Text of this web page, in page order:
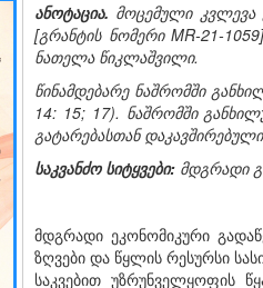
ანოტაცია. მოცემული
[გრანტის ნომერი MR-21-
ნათელა წიკლაშვილი.
წინამდებარე ნაშრომში
14: 15; 17). ნაშრომში
გატარებასთან
საკვანძო სიტყვები: მდგრადი
მდგრადი ეკონომიკური
ზღვები და წყლის რესურსი
საკვებით უზრუნველყოფის